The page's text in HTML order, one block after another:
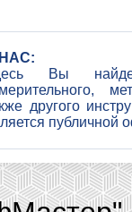
Вы
другого
публичной